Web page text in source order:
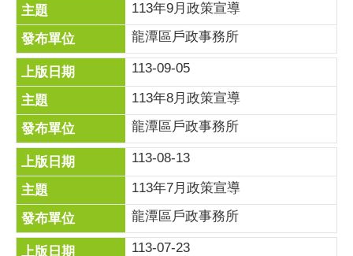
113年9月政策宣導
龍潭區戶政事務所
113-09-05
113年8月政策宣導
龍潭區戶政事務所
113-08-13
113年7月政策宣導
龍潭區戶政事務所
113-07-23